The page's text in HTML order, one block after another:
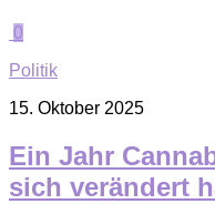
0
Politik
15. Oktober 2025
Ein Jahr
sich verändert